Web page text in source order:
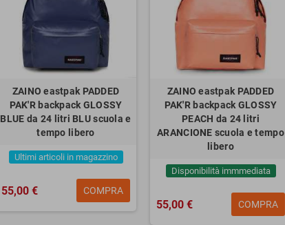
ZAINO eastpak PADDED
PAK'R backpack GLOSSY
BLUE da 24 litri BLU scuola e
tempo libero
Ultimi articoli in magazzino
55,00 € COMPRA
ZAINO eastpak PADDED
PAK'R backpack GLOSSY
PEACH da 24 litri
ARANCIONE scuola e tempo
libero
Disponibilità immmediata
55,00 € COMPRA